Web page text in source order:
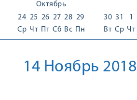
Октябрь
24
Ср
25
Чт
26
Пт
27
Сб
28
Вс
29
Пн
30
Вт
31
Ср
1
Чт
14 Ноябрь 2018